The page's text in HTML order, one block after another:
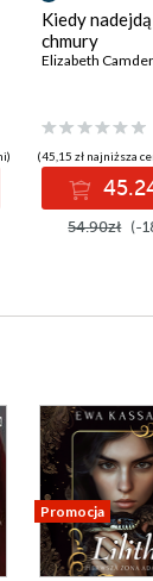
Kiedy nadejdą
chmury
Elizabeth
(45,15 zł najniższa
54.90zł (-
Promocja